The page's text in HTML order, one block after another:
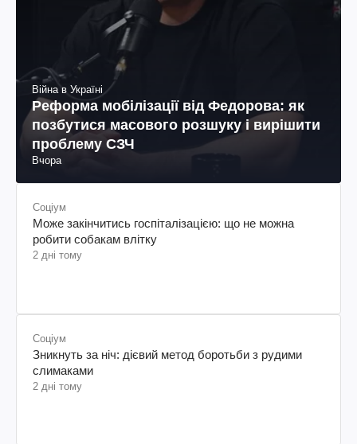
Війна в Україні
Реформа мобілізації від Федорова: як
позбутися масового розшуку і вирішити
проблему СЗЧ
Вчора
Соціум
Може закінчитись госпіталізацією: що не можна
робити собакам влітку
2 дні тому
Соціум
Зникнуть за ніч: дієвий метод боротьби з рудими
слимаками
2 дні тому